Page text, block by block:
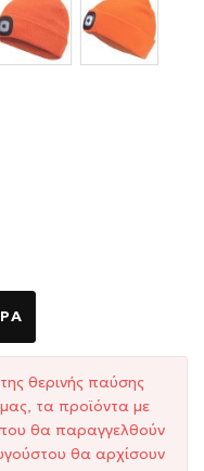
θερινής παύσης
τα προϊόντα με
που θα παραγγελθούν
θα αρχίσουν